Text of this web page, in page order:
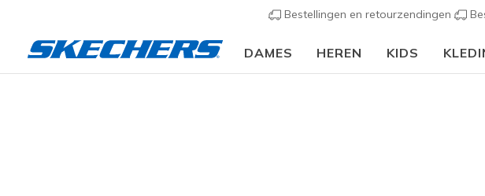
Bestellingen en retourzendingen
DAMES HEREN KIDS